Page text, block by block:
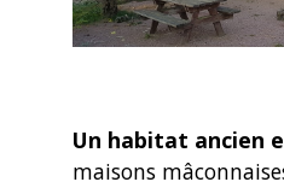
Un habitat ancien
maisons